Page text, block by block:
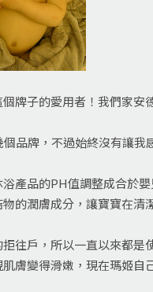
牌子的愛用者！我們家
品牌，不過始終沒有讓
產品的PH值調整成合於
的潤膚成分，讓寶寶在
往戶，所以一直以來都
膚變得滑嫩，現在瑪姬自